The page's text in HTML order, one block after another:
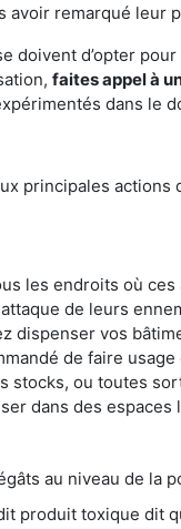
avoir remarqué leur
doivent d’opter
faites appel à
dans le
principales actions
les endroits où ces
de leurs
dispenser vos
de faire usage
stocks, ou toutes
dans des espaces
de la population ces
faudra faire